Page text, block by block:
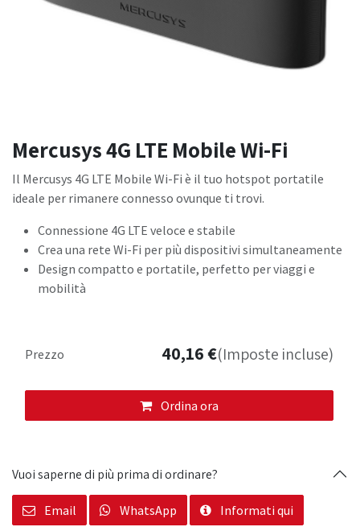
Mercusys 4G LTE Mobile Wi-Fi
Il Mercusys 4G LTE Mobile Wi-Fi è il tuo hotspot portatile
ideale per rimanere connesso ovunque ti trovi.
Connessione 4G LTE veloce e stabile
Crea una rete Wi-Fi per più dispositivi simultaneamente
Design compatto e portatile, perfetto per viaggi e
mobilità
Ordina ora
Prezzo 40,16€(Imposte incluse)
Vuoi saperne di più prima di ordinare?
Email WhatsApp Informati qui